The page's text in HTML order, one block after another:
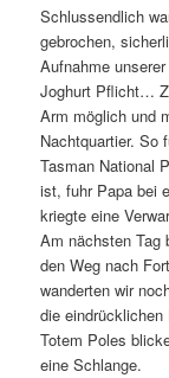
Schlussendlich
gebrochen,
Aufnahme
Joghurt Pflicht…
Arm möglich und
Nachtquartier. So
Tasman National
ist, fuhr Papa bei
kriegte eine
Am nächsten Tag
den Weg nach
wanderten wir
die
Totem Poles
eine Schlange.